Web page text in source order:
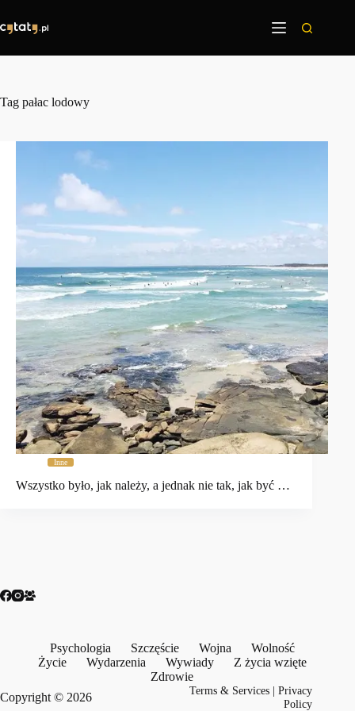
treści
Tag pałac lodowy
Inne
Wszystko było, jak należy, a jednak nie tak, jak być …
Psychologia Szczęście Wojna
Wolność
Życie
Wydarzenia Wywiady
Z życia wzięte
Zdrowie
Copyright © 2026
Terms & Services |Privacy
Policy